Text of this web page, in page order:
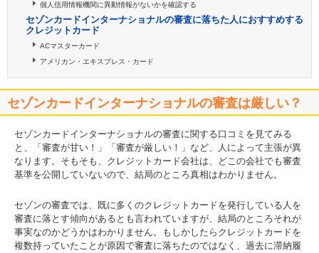
個人信用情報機関に異動情報がないかを確認する
セゾンカードインターナショナルの審査に落ちた人におすすめする
クレジットカード
ACマスターカード
アメリカン・エキスプレス・カード
セゾンカードインターナショナルの審査は厳しい？
セゾンカードインターナショナルの審査に関する口コミを見てみる
と、「審査が甘い！」「審査が厳しい！」など、人によって主張が異
なります。そもそも、クレジットカード会社は、どこの会社でも審査
基準を公開していないので、結局のところ真相はわかりません。
セゾンの審査では、既に多くのクレジットカードを発行している人を
審査に落とす傾向があるとも言われていますが、結局のところそれが
事実なのかどうかはわかりません。もしかしたらクレジットカードを
複数持っていたことが原因で審査に落ちたのではなく、過去に滞納履